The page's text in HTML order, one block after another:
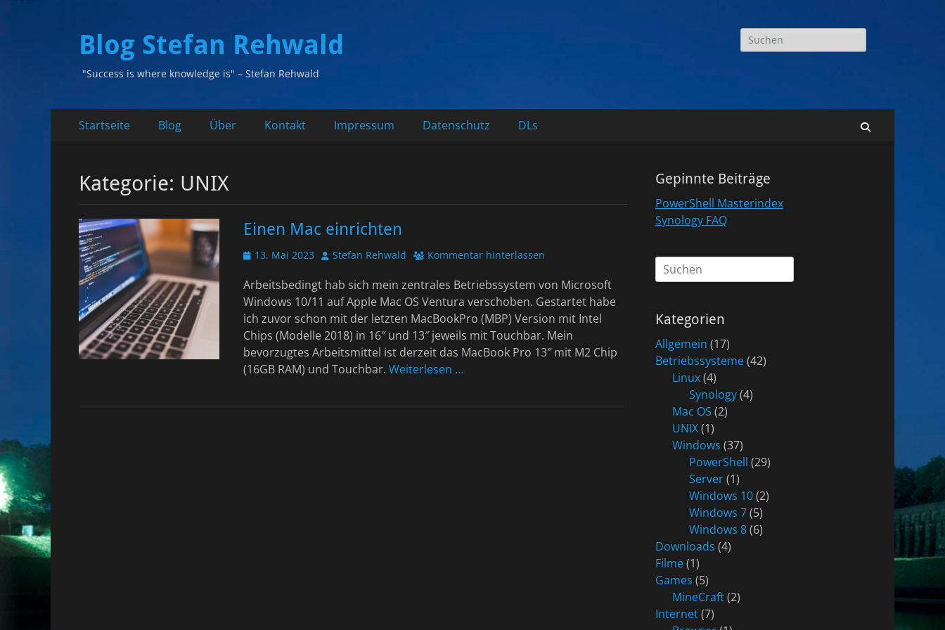
Blog Stefan Rehwald
"Success is where knowledge is" – Stefan Rehwald
Suchen
nach:
Primäres
Inhalt
Startseite Blog Über Kontakt Impressum Datenschutz DLs
Kategorie: UNIX
Einen Mac einrichten
Veröffentlicht
13. Mai 2023 AutorStefan Rehwald Kommentar hinterlassen
Arbeitsbedingt hab sich mein zentrales Betriebssystem von Microsoft
Windows 10/11 auf Apple Mac OS Ventura verschoben. Gestartet habe
ich zuvor schon mit der letzten MacBookPro (MBP) Version mit Intel
Chips (Modelle 2018) in 16″ und 13″ jeweils mit Touchbar. Mein
bevorzugtes Arbeitsmittel ist derzeit das MacBook Pro 13″ mit M2 Chip
(16GB RAM) und Touchbar. Weiterlesen …
Gepinnte Beiträge
PowerShell Masterindex
Synology FAQ
Suchen
nach:
Kategorien
Allgemein (17)
Betriebssysteme(42)
Linux(4)
Synology(4)
Mac OS (2)
UNIX(1)
Windows (37)
PowerShell (29)
Server(1)
Windows 10(2)
Windows 7(5)
Windows 8(6)
Downloads (4)
Filme(1)
Games (5)
MineCraft(2)
Internet(7)